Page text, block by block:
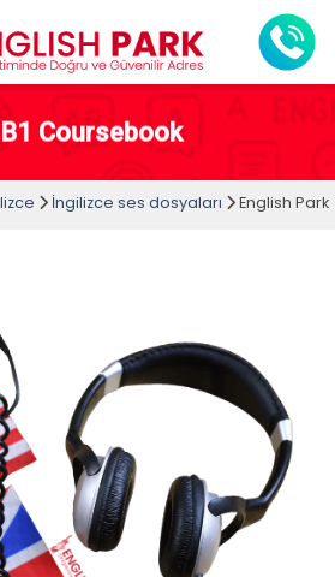
Coursebook
İngilizce ses dosyaları
English Park